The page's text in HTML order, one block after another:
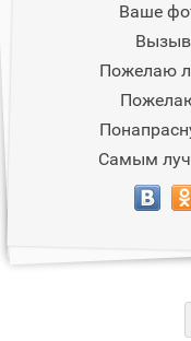
Ваше
Пожелаю
Самым